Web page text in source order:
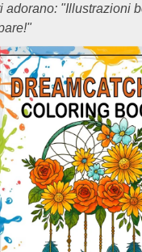
adorano: "Illustrazioni